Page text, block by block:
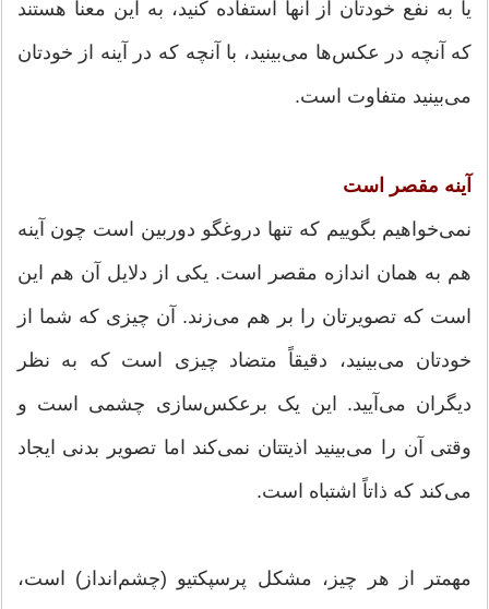
یا به نفع خودتان از آنها استفاده کنید، به این معنا هستند
که آنچه در عکس‌ها می‌بینید، با آنچه که در آینه از خودتان
می‌بینید متفاوت است.
آینه مقصر است
نمی‌خواهیم بگوییم که تنها دروغگو دوربین است چون آینه
هم به همان اندازه مقصر است. یکی از دلایل آن هم این
است که تصویرتان را بر هم می‌زند. آن چیزی که شما از
خودتان می‌بینید، دقیقاً متضاد چیزی است که به نظر
دیگران می‌آیید. این یک برعکس‌سازی چشمی است و
وقتی آن را می‌بینید اذیتتان نمی‌کند اما تصویر بدنی ایجاد
می‌کند که ذاتاً اشتباه است.
مهمتر از هر چیز، مشکل پرسپکتیو (چشم‌انداز) است،